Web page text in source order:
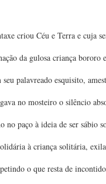
criou Céu e Terra e cuja
da gulosa criança bororo
palavreado esquisito,
no mosteiro o silêncio
paço à ideia de ser sábio
à criança solitária,
o que resta de